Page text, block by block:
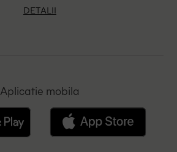
DETALII
Aplicatie mobila